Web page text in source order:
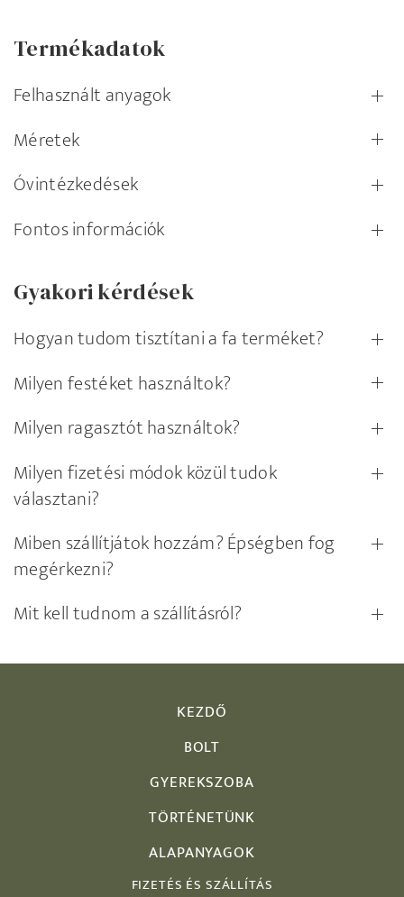
Termékadatok
Felhasznált anyagok
Méretek
Óvintézkedések
Fontos információk
Gyakori kérdések
Hogyan tudom tisztítani a fa terméket?
Milyen festéket használtok?
Milyen ragasztót használtok?
Milyen fizetési módok közül tudok
választani?
Miben szállítjátok hozzám? Épségben fog
megérkezni?
Mit kell tudnom a szállításról?
KEZDŐ
BOLT
GYEREKSZOBA
TÖRTÉNETÜNK
ALAPANYAGOK
FIZETÉS ÉS SZÁLLÍTÁS